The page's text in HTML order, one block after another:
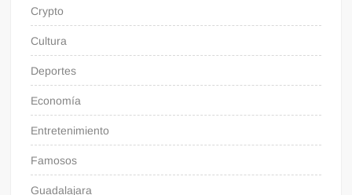
Crypto
Cultura
Deportes
Economía
Entretenimiento
Famosos
Guadalajara